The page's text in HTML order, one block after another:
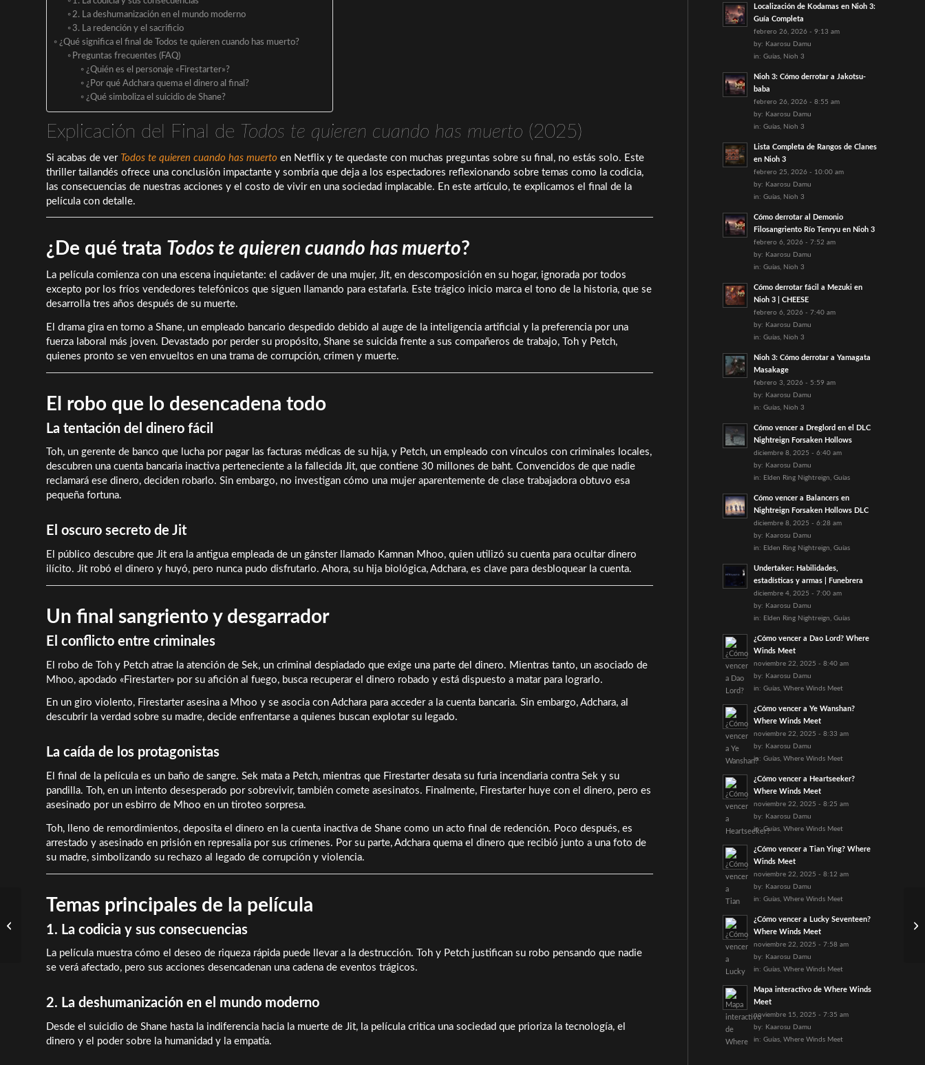
2. La deshumanización en el mundo moderno
3. La redención y el sacrificio
¿Qué significa el final de Todos te quieren cuando has muerto?
Preguntas frecuentes (FAQ)
¿Quién es el personaje «Firestarter»?
¿Por qué Adchara quema el dinero al final?
¿Qué simboliza el suicidio de Shane?
Explicación del Final de Todos te quieren cuando has muerto (2025)
Si acabas de ver Todos te quieren cuando has muerto en Netflix y te quedaste con muchas preguntas sobre su final, no estás solo. Este
thriller tailandés ofrece una conclusión impactante y sombría que deja a los espectadores reflexionando sobre temas como la codicia,
las consecuencias de nuestras acciones y el costo de vivir en una sociedad implacable. En este artículo, te explicamos el final de la
película con detalle.
¿De qué trata Todos te quieren cuando has muerto?
La película comienza con una escena inquietante: el cadáver de una mujer, Jit, en descomposición en su hogar, ignorada por todos
excepto por los fríos vendedores telefónicos que siguen llamando para estafarla. Este trágico inicio marca el tono de la historia, que se
desarrolla tres años después de su muerte.
El drama gira en torno a Shane, un empleado bancario despedido debido al auge de la inteligencia artificial y la preferencia por una
fuerza laboral más joven. Devastado por perder su propósito, Shane se suicida frente a sus compañeros de trabajo, Toh y Petch,
quienes pronto se ven envueltos en una trama de corrupción, crimen y muerte.
El robo que lo desencadena todo
La tentación del dinero fácil
Toh, un gerente de banco que lucha por pagar las facturas médicas de su hija, y Petch, un empleado con vínculos con criminales locales,
descubren una cuenta bancaria inactiva perteneciente a la fallecida Jit, que contiene 30 millones de baht. Convencidos de que nadie
reclamará ese dinero, deciden robarlo. Sin embargo, no investigan cómo una mujer aparentemente de clase trabajadora obtuvo esa
pequeña fortuna.
El oscuro secreto de Jit
El público descubre que Jit era la antigua empleada de un gánster llamado Kamnan Mhoo, quien utilizó su cuenta para ocultar dinero
ilícito. Jit robó el dinero y huyó, pero nunca pudo disfrutarlo. Ahora, su hija biológica, Adchara, es clave para desbloquear la cuenta.
Un final sangriento y desgarrador
El conflicto entre criminales
El robo de Toh y Petch atrae la atención de Sek, un criminal despiadado que exige una parte del dinero. Mientras tanto, un asociado de
Mhoo, apodado «Firestarter» por su afición al fuego, busca recuperar el dinero robado y está dispuesto a matar para lograrlo.
En un giro violento, Firestarter asesina a Mhoo y se asocia con Adchara para acceder a la cuenta bancaria. Sin embargo, Adchara, al
descubrir la verdad sobre su madre, decide enfrentarse a quienes buscan explotar su legado.
La caída de los protagonistas
El final de la película es un baño de sangre. Sek mata a Petch, mientras que Firestarter desata su furia incendiaria contra Sek y su
pandilla. Toh, en un intento desesperado por sobrevivir, también comete asesinatos. Finalmente, Firestarter huye con el dinero, pero es
asesinado por un esbirro de Mhoo en un tiroteo sorpresa.
Toh, lleno de remordimientos, deposita el dinero en la cuenta inactiva de Shane como un acto final de redención. Poco después, es
arrestado y asesinado en prisión en represalia por sus crímenes. Por su parte, Adchara quema el dinero que recibió junto a una foto de
su madre, simbolizando su rechazo al legado de corrupción y violencia.
Temas principales de la película
1. La codicia y sus consecuencias
La película muestra cómo el deseo de riqueza rápida puede llevar a la destrucción. Toh y Petch justifican su robo pensando que nadie
se verá afectado, pero sus acciones desencadenan una cadena de eventos trágicos.
2. La deshumanización en el mundo moderno
Desde el suicidio de Shane hasta la indiferencia hacia la muerte de Jit, la película critica una sociedad que prioriza la tecnología, el
dinero y el poder sobre la humanidad y la empatía.
Localización de Kodamas en Nioh 3:
Guía Completa
febrero 26, 2026 - 9:13 am
by: Kaarosu Damu
in: Guías, Nioh 3
Nioh 3: Cómo derrotar a Jakotsu-
baba
febrero 26, 2026 - 8:55 am
by: Kaarosu Damu
in: Guías, Nioh 3
Lista Completa de Rangos de Clanes
en Nioh 3
febrero 25, 2026 - 10:00 am
by: Kaarosu Damu
in: Guías, Nioh 3
Cómo derrotar al Demonio
Filosangriento Río Tenryu en Nioh 3
febrero 6, 2026 - 7:52 am
by: Kaarosu Damu
in: Guías, Nioh 3
Cómo derrotar fácil a Mezuki en
Nioh 3 | CHEESE
febrero 6, 2026 - 7:40 am
by: Kaarosu Damu
in: Guías, Nioh 3
Nioh 3: Cómo derrotar a Yamagata
Masakage
febrero 3, 2026 - 5:59 am
by: Kaarosu Damu
in: Guías, Nioh 3
Cómo vencer a Dreglord en el DLC
Nightreign Forsaken Hollows
diciembre 8, 2025 - 6:40 am
by: Kaarosu Damu
in: Elden Ring Nightreign, Guías
Cómo vencer a Balancers en
Nightreign Forsaken Hollows DLC
diciembre 8, 2025 - 6:28 am
by: Kaarosu Damu
in: Elden Ring Nightreign, Guías
Undertaker: Habilidades,
estadísticas y armas | Funebrera
diciembre 4, 2025 - 7:00 am
by: Kaarosu Damu
in: Elden Ring Nightreign, Guías
¿Cómo vencer a Dao Lord? Where
Winds Meet
noviembre 22, 2025 - 8:40 am
by: Kaarosu Damu
in: Guías, Where Winds Meet
¿Cómo vencer a Ye Wanshan?
Where Winds Meet
noviembre 22, 2025 - 8:33 am
by: Kaarosu Damu
in: Guías, Where Winds Meet
¿Cómo vencer a Heartseeker?
Where Winds Meet
noviembre 22, 2025 - 8:25 am
by: Kaarosu Damu
in:Guías, Where Winds Meet
¿Cómo vencer a Tian Ying? Where
Winds Meet
noviembre 22, 2025 - 8:12 am
by: Kaarosu Damu
in: Guías, Where Winds Meet
¿Cómo vencer a Lucky Seventeen?
Where Winds Meet
noviembre 22, 2025 - 7:58 am
by: Kaarosu Damu
in: Guías, Where Winds Meet
Mapa interactivo de Where Winds
Meet
noviembre 15, 2025 - 7:35 am
by: Kaarosu Damu
in: Guías, Where Winds Meet
Wuchang Fallen
Feathers: Guía de todos